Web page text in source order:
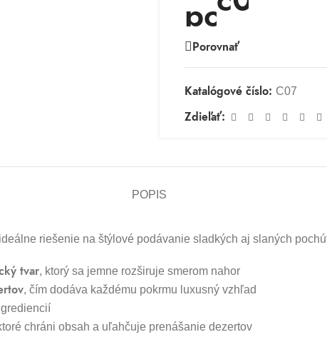
Porovnať
Katalógové číslo: C07
Zdieľať:
POPIS
riešenie na štýlové podávanie sladkých aj slaných
tvar, ktorý sa jemne rozširuje smerom nahor
, čím dodáva každému pokrmu luxusný vzhľad
chráni obsah a uľahčuje prenášanie dezertov